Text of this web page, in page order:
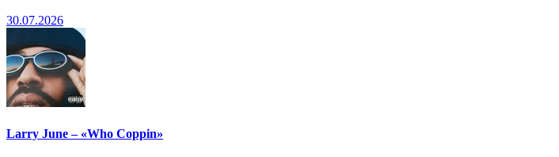
30.07.2026
Larry June – «Who Coppin»